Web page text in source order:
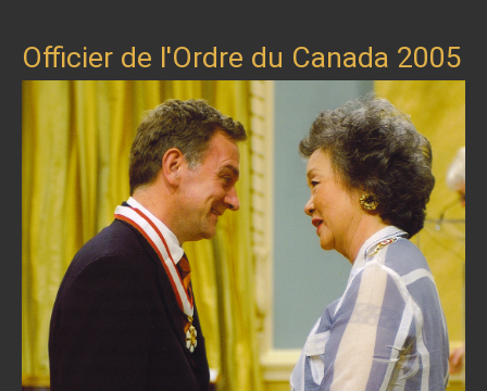
Officier de l'Ordre du Canada 2005